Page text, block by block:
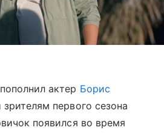
актер Борис
первого сезона
появился во время